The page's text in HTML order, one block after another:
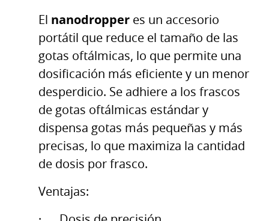
El nanodropper es un accesorio
portátil que reduce el tamaño de las
gotas oftálmicas, lo que permite una
dosificación más eficiente y un menor
desperdicio. Se adhiere a los frascos
de gotas oftálmicas estándar y
dispensa gotas más pequeñas y más
precisas, lo que maximiza la cantidad
de dosis por frasco.
Ventajas: